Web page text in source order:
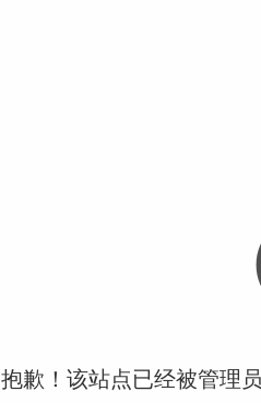
抱歉！该站点已经被管理